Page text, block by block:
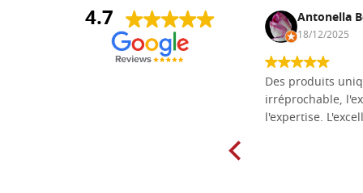
4.7
Daniel Vandewalle Antonella
18/12/2025
Des produits
irréprochable,
l'expertise.